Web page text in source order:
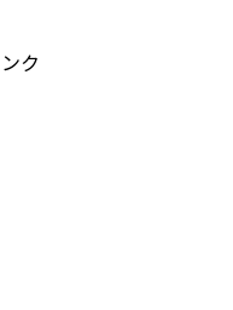
ク